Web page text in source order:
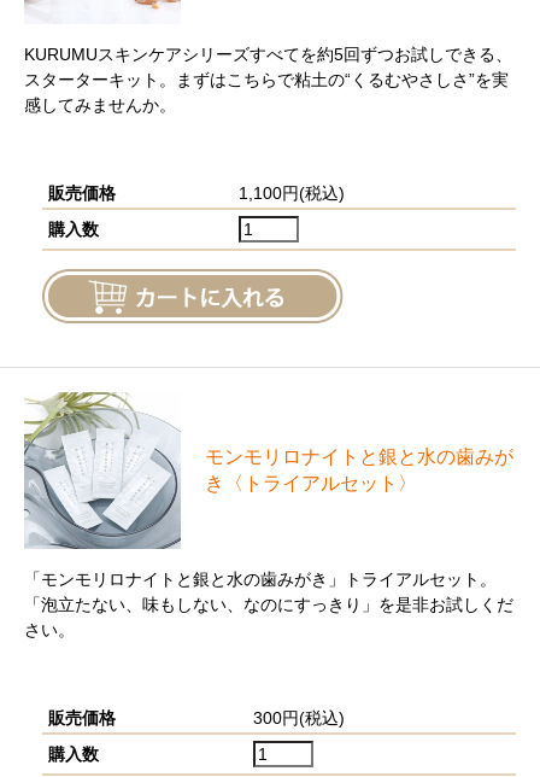
KURUMUスキンケアシリーズすべてを約5回ずつお試しできる、
スターターキット。まずはこちらで粘土の“くるむやさしさ”を実
感してみませんか。
販売価格
1,100円(税込)
購入数
モンモリロナイトと銀と⽔の⻭みが
き〈トライアルセット〉
「モンモリロナイトと銀と水の歯みがき」トライアルセット。
「泡立たない、味もしない、なのにすっきり」を是非お試しくだ
さい。
販売価格
300円(税込)
購入数